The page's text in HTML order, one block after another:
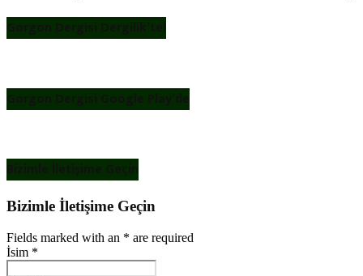
Gorgon Dergisi Dergilik’te!
Gorgon Dergisi Google Play’de
Bizimle İletişime Geçin
Bizimle İletişime Geçin
Fields marked with an * are required
İsim *